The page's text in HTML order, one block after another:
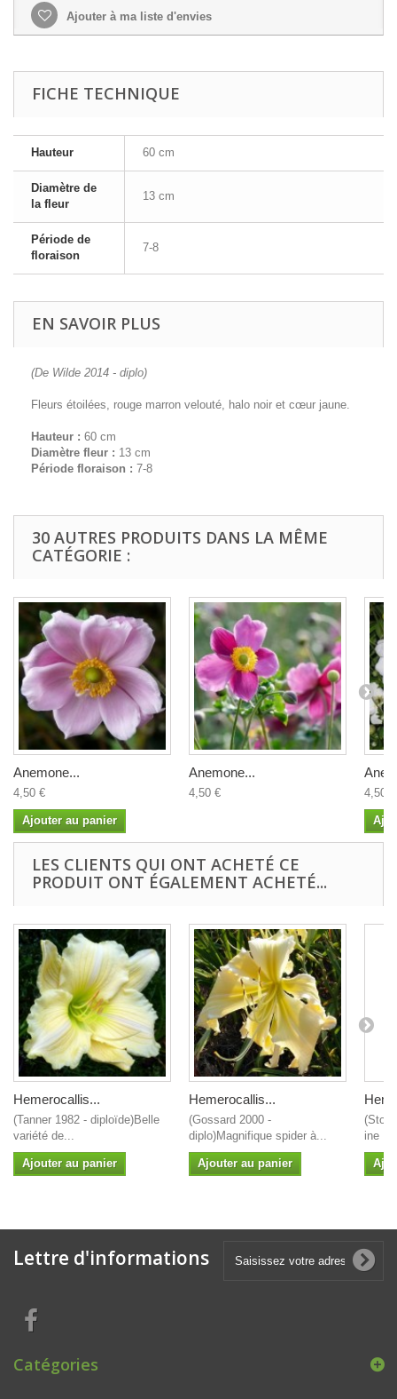
Ajouter à ma liste d'envies
FICHE TECHNIQUE
Hauteur 60 cm
Diamètre de
la fleur
13 cm
Période de
floraison
7-8
EN SAVOIR PLUS
(De Wilde 2014 - diplo)
Fleurs étoilées, rouge marron velouté, halo noir et cœur jaune.
Hauteur : 60 cm
Diamètre fleur : 13 cm
Période floraison : 7-8
30 AUTRES PRODUITS DANS LA MÊME
CATÉGORIE :
Anemone...
4,50 €
Ajouter au panier
Anemone...
4,50 € 4,50 €
LES CLIENTS QUI ONT ACHETÉ CE
PRODUIT ONT ÉGALEMENT ACHETÉ...
Hemerocallis...
(Tanner 1982 - diploïde)Belle
variété de...
Ajouter au panier
Hemerocallis...
(Gossard 2000 -
diplo)Magnifique spider à...
Ajouter au panier
ine :...
Lettre d'informations
Catégories